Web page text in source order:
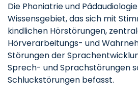
Die Phoniatrie und
Wissensgebiet, das sich mit
kindlichen Hörstörungen,
Hörverarbeitungs- und
Störungen der
Sprech- und Sprachstörungen
Schluckstörungen befasst.